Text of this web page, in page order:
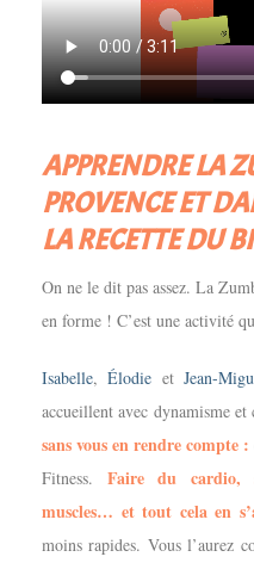
APPRENDRE LA
PROVENCE ET
LA RECETTE DU
On ne le dit pas assez. La
en forme ! C’est une activité
Isabelle,Élodie etJean-
accueillent avec dynamisme
sans vous en rendre compte :
Fitness. Faire du cardio,
muscles… et tout cela en
moins rapides. Vous l’aurez